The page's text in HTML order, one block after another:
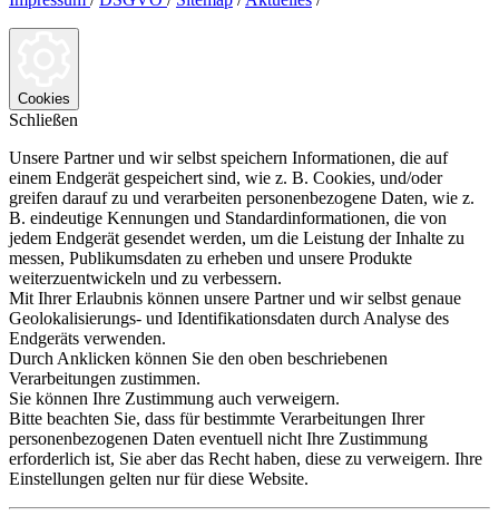
Cookies
Schließen
Unsere Partner und wir selbst speichern Informationen, die auf
einem Endgerät gespeichert sind, wie z. B. Cookies, und/oder
greifen darauf zu und verarbeiten personenbezogene Daten, wie z.
B. eindeutige Kennungen und Standardinformationen, die von
jedem Endgerät gesendet werden, um die Leistung der Inhalte zu
messen, Publikumsdaten zu erheben und unsere Produkte
weiterzuentwickeln und zu verbessern.
Mit Ihrer Erlaubnis können unsere Partner und wir selbst genaue
Geolokalisierungs- und Identifikationsdaten durch Analyse des
Endgeräts verwenden.
Durch Anklicken können Sie den oben beschriebenen
Verarbeitungen zustimmen.
Sie können Ihre Zustimmung auch verweigern.
Bitte beachten Sie, dass für bestimmte Verarbeitungen Ihrer
personenbezogenen Daten eventuell nicht Ihre Zustimmung
erforderlich ist, Sie aber das Recht haben, diese zu verweigern. Ihre
Einstellungen gelten nur für diese Website.